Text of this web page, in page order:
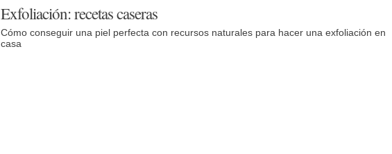
Exfoliación: recetas caseras
Cómo conseguir una piel perfecta con recursos naturales para hacer una exfoliación en
casa